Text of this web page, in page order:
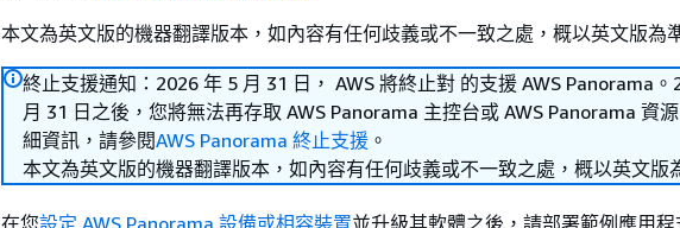
本文為英文版的機器翻譯版本，如內容有任何歧義或不一致之處，概以英文版為
終止支援通知：2026 年 5 月 31 日， AWS 將終止對 的支援 AWS Panorama。
月 31 日之後，您將無法再存取 AWS Panorama 主控台或 AWS Panorama 資
細資訊，請參閱AWS Panorama 終止支援 。
本文為英文版的機器翻譯版本，如內容有任何歧義或不一致之處，概以英文版
在您設定 AWS Panorama 設備或相容裝置並升級其軟體之後，請部署範例應用